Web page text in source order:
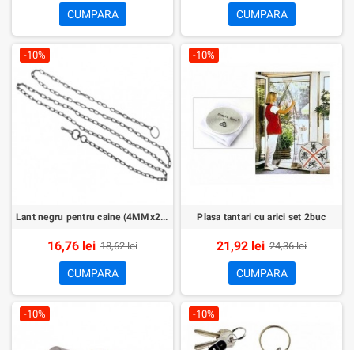
CUMPARA CUMPARA
-10%
Lant negru pentru caine (4MMx2M)
16,76 lei 18,62 lei
CUMPARA
-10%
Plasa tantari cu arici set 2buc
21,92 lei 24,36 lei
CUMPARA
-10% -10%